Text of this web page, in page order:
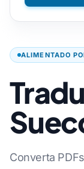
ALIMENTADO
Converta